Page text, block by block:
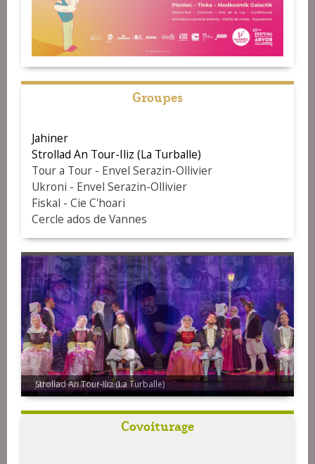
Groupes
Jahiner
Strollad An Tour-Iliz (La Turballe)
Tour a Tour - Envel Serazin-Ollivier
Ukroni - Envel Serazin-Ollivier
Fiskal - Cie C'hoari
Cercle ados de Vannes
Strollad An Tour-Iliz (La Turballe)
Covoiturage